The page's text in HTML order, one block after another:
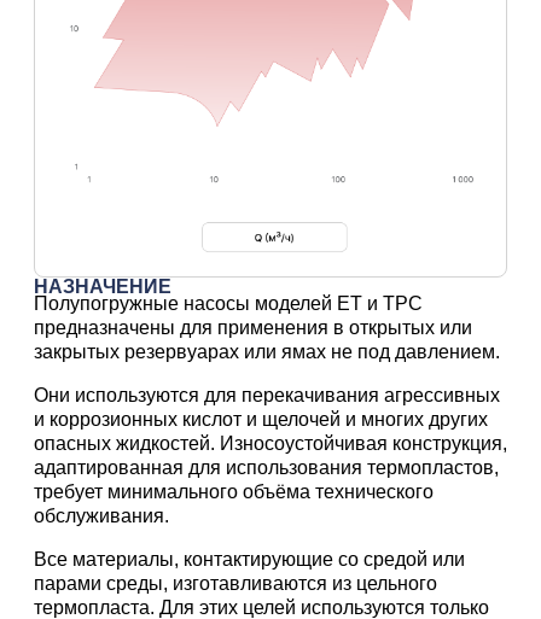
НАЗНАЧЕНИЕ
Полупогружные насосы моделей ET и TPC
предназначены для применения в открытых или
закрытых резервуарах или ямах не под давлением.
Они используются для перекачивания агрессивных
и коррозионных кислот и щелочей и многих других
опасных жидкостей. Износоустойчивая конструкция,
адаптированная для использования термопластов,
требует минимального объёма технического
обслуживания.
Все материалы, контактирующие со средой или
парами среды, изготавливаются из цельного
термопласта. Для этих целей используются только